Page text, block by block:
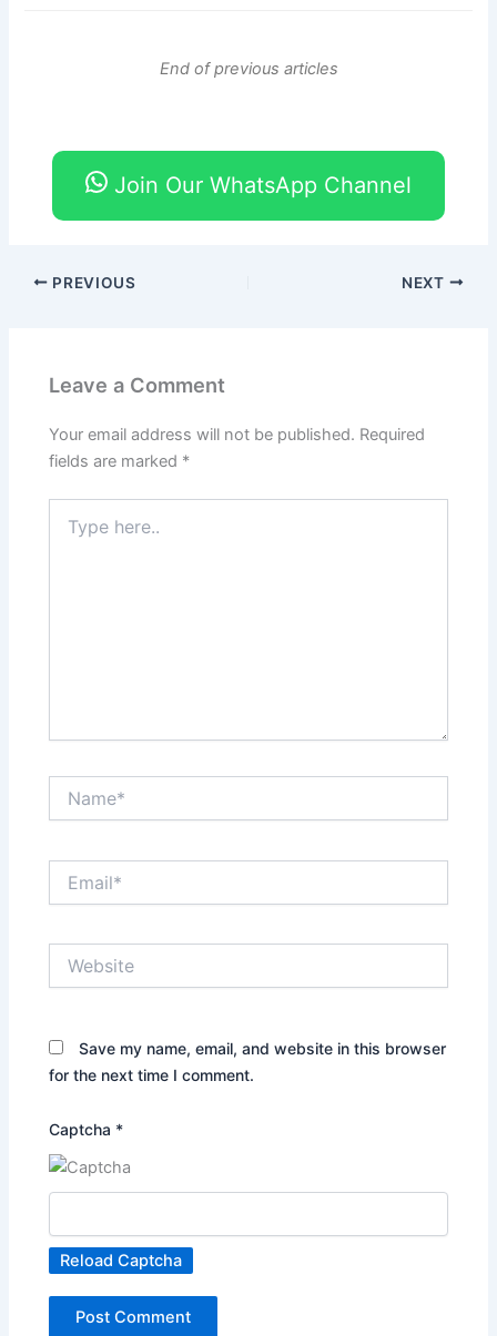
End of previous articles
Join Our WhatsApp Channel
PREVIOUS NEXT
Leave a Comment
Your email address will not be published. Required
fields are marked *
here..
Save my name, email, and website in this browser
for the next time I comment.
Captcha *
Reload Captcha